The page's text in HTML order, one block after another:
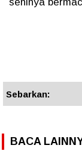
Sebarkan:
BACA